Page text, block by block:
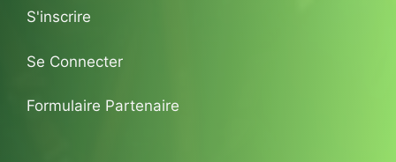
S'inscrire
Se Connecter
Formulaire Partenaire